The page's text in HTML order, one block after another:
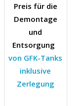
Preis für die
Demontage
und
Entsorgung
von GFK-Tanks
inklusive
Zerlegung